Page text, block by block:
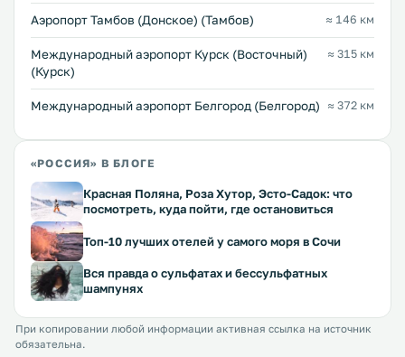
Аэропорт Тамбов (Донское) (Тамбов) ≈ 146 км
Международный аэропорт Курск (Восточный)
(Курск)
≈ 315 км
Международный аэропорт Белгород (Белгород) ≈ 372 км
«РОССИЯ» В БЛОГЕ
Красная Поляна, Роза Хутор, Эсто-Садок: что
посмотреть, куда пойти, где остановиться
Топ-10 лучших отелей у самого моря в Сочи
Вся правда о сульфатах и бессульфатных
шампунях
При копировании любой информации активная ссылка на источник
обязательна.